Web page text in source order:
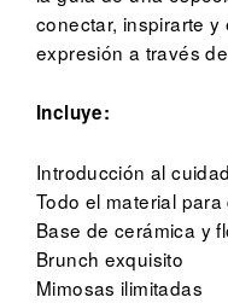
conectar, inspirarte
expresión a través
Incluye:
Introducción al
Todo el material
Base de cerámica y
Brunch exquisito
Mimosas ilimitadas